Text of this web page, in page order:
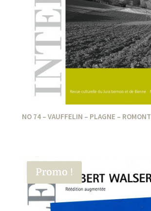
NO 74 – VAUFFELIN – PLAGNE – ROMONT
Promo !